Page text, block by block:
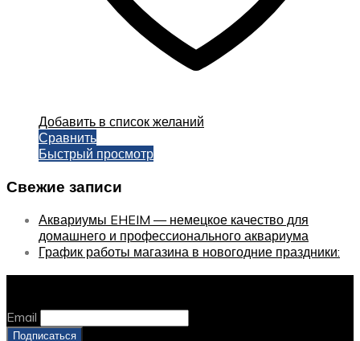
Добавить в список желаний
Сравнить
Быстрый просмотр
Свежие записи
Аквариумы EHEIM — немецкое качество для
домашнего и профессионального аквариума
График работы магазина в новогодние праздники:
Email